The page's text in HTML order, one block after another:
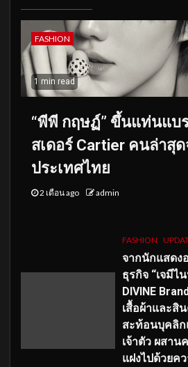
FASHION
1 min read
“พีพี กฤษฏ์” ขึ้นแท่นแบ
สเดอร์ Cartier คนล่าสุ
ประเทศไทย
2 เดือน ago admin
FASHION
จากนักแสดง
ธุรกิจ “เจมีไ
DIVINE
เสื้อผ้าและสิ
สะท้อนบุคลิ
เจ้าตัว ผสาน
แฝงไปด้วยค